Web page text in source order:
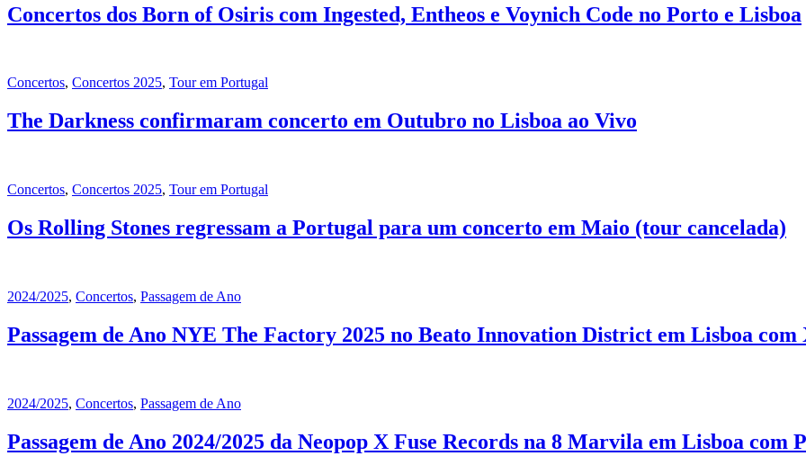
Concertos dos Born of Osiris com Ingested, Entheos e Voynich Code no Porto e Lisboa
Concertos, Concertos 2025, Tour em Portugal
The Darkness confirmaram concerto em Outubro no Lisboa ao Vivo
Concertos, Concertos 2025, Tour em Portugal
Os Rolling Stones regressam a Portugal para um concerto em Maio (tour cancelada)
2024/2025, Concertos, Passagem de Ano
Passagem de Ano NYE The Factory 2025 no Beato Innovation District em Lisboa
2024/2025, Concertos, Passagem de Ano
Passagem de Ano 2024/2025 da Neopop X Fuse Records na 8 Marvila em Lisboa com